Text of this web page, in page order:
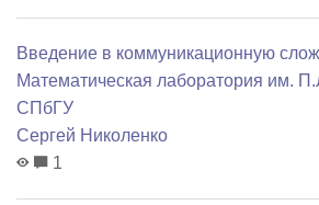
Введение в коммуникационную
Математичеcкая лаборатория им.
СПбГУ
Сергей Николенко
1